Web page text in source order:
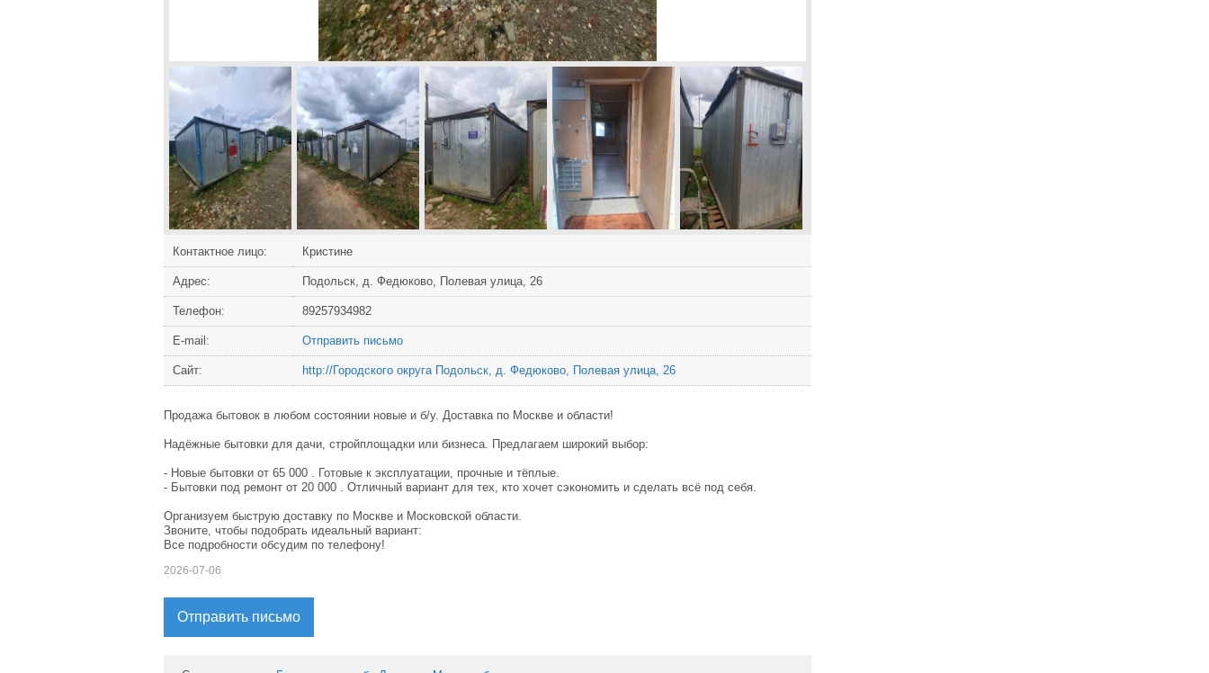
Контактное лицо: Кристине
Адрес: Подольск, д. Федюково, Полевая улица, 26
Телефон: 89257934982
Е-mail: Отправить письмо
Сайт: http://Городского округа Подольск, д. Федюково, Полевая улица, 26
Продажа бытовок в любом состоянии новые и б/у. Доставка по Москве и области!
Надёжные бытовки для дачи, стройплощадки или бизнеса. Предлагаем широкий выбор:
- Новые бытовки от 65 000 . Готовые к эксплуатации, прочные и тёплые.
- Бытовки под ремонт от 20 000 . Отличный вариант для тех, кто хочет сэкономить и сделать всё под себя.
Организуем быструю доставку по Москве и Московской области.
Звоните, чтобы подобрать идеальный вариант:
Все подробности обсудим по телефону!
2026-07-06
Отправить письмо